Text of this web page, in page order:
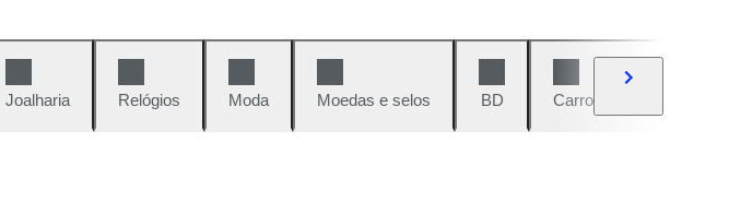
Joalharia Relógios Moda Moedas e selos BD Carros e motos